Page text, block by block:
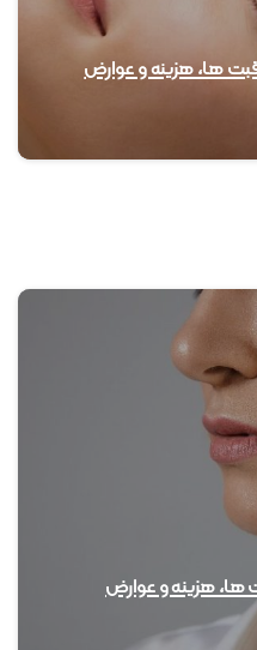
ها، هزینه و عوارض
ها، هزینه و عوارض